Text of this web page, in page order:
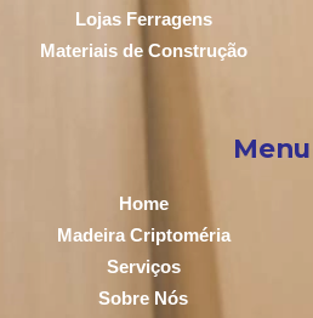
Lojas Ferragens
Materiais de Construção
Menu
Home
Madeira Criptoméria
Serviços
Sobre Nós